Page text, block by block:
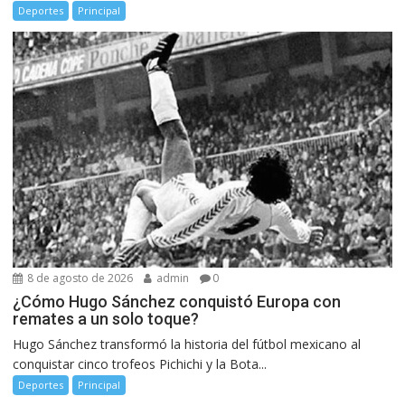
Deportes Principal
8 de agosto de 2026 admin 0
¿Cómo Hugo Sánchez conquistó Europa con
remates a un solo toque?
Hugo Sánchez transformó la historia del fútbol mexicano al
conquistar cinco trofeos Pichichi y la Bota...
Deportes Principal